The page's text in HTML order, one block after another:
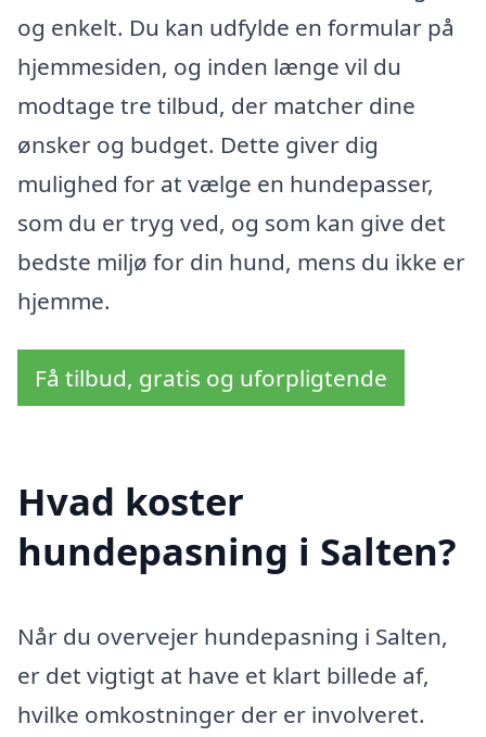
og enkelt. Du kan udfylde en formular på
hjemmesiden, og inden længe vil du
modtage tre tilbud, der matcher dine
ønsker og budget. Dette giver dig
mulighed for at vælge en hundepasser,
som du er tryg ved, og som kan give det
bedste miljø for din hund, mens du ikke er
hjemme.
Få tilbud, gratis og uforpligtende
Hvad koster
hundepasning i Salten?
Når du overvejer hundepasning i Salten,
er det vigtigt at have et klart billede af,
hvilke omkostninger der er involveret.